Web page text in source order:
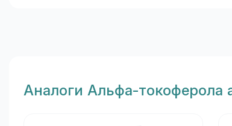
Aналоги Альфа-токоферола